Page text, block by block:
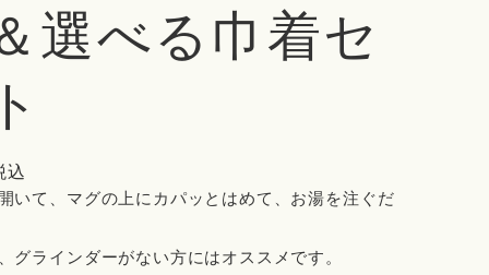
選べる巾着セ
込
いて、マグの上にカパッとはめて、お湯を注ぐだ
グラインダーがない方にはオススメです。